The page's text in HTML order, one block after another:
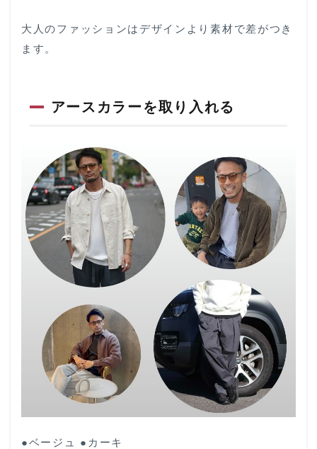
大人のファッションはデザインより素材で差がつき
ます。
アースカラーを取り入れる
●ベージュ ●カーキ